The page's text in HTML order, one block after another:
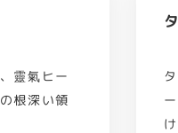
靈氣ヒー
根深い領